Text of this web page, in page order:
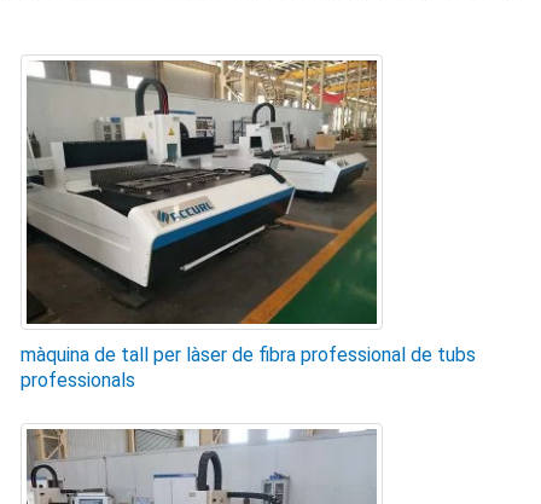
màquina de tall per làser de fibra professional de tubs
professionals